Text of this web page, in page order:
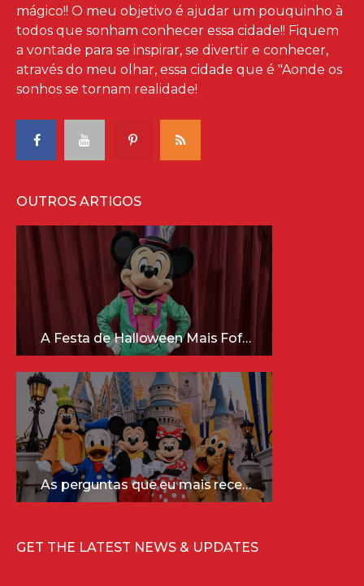
mágico!! O meu objetivo é ajudar um pouquinho à
todos que sonham conhecer essa cidade!! Fiquem
a vontade para se inspirar, se divertir e conhecer,
através do meu olhar, essa cidade que é "Aonde os
sonhos se tornam realidade!
OUTROS ARTIGOS
A Festa de Halloween Mais Fofa da Disney Está Chegando!
As perguntas que eu mais recebo sobre a Disney (e as respostas mais sinceras!)
GET THE LATEST NEWS & UPDATES